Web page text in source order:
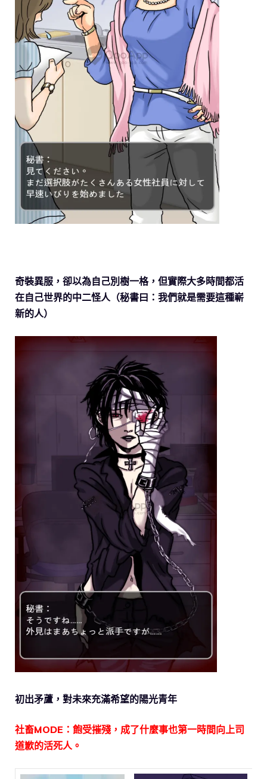
奇裝異服，卻以為自己別樹一格，但實際大多時間都活
在自己世界的中二怪人（秘書曰：我們就是需要這種嶄
新的人）
初出矛蘆，對未來充滿希望的陽光青年
社畜MODE：飽受摧殘，成了什麼事也第一時間向上司
道歉的活死人。